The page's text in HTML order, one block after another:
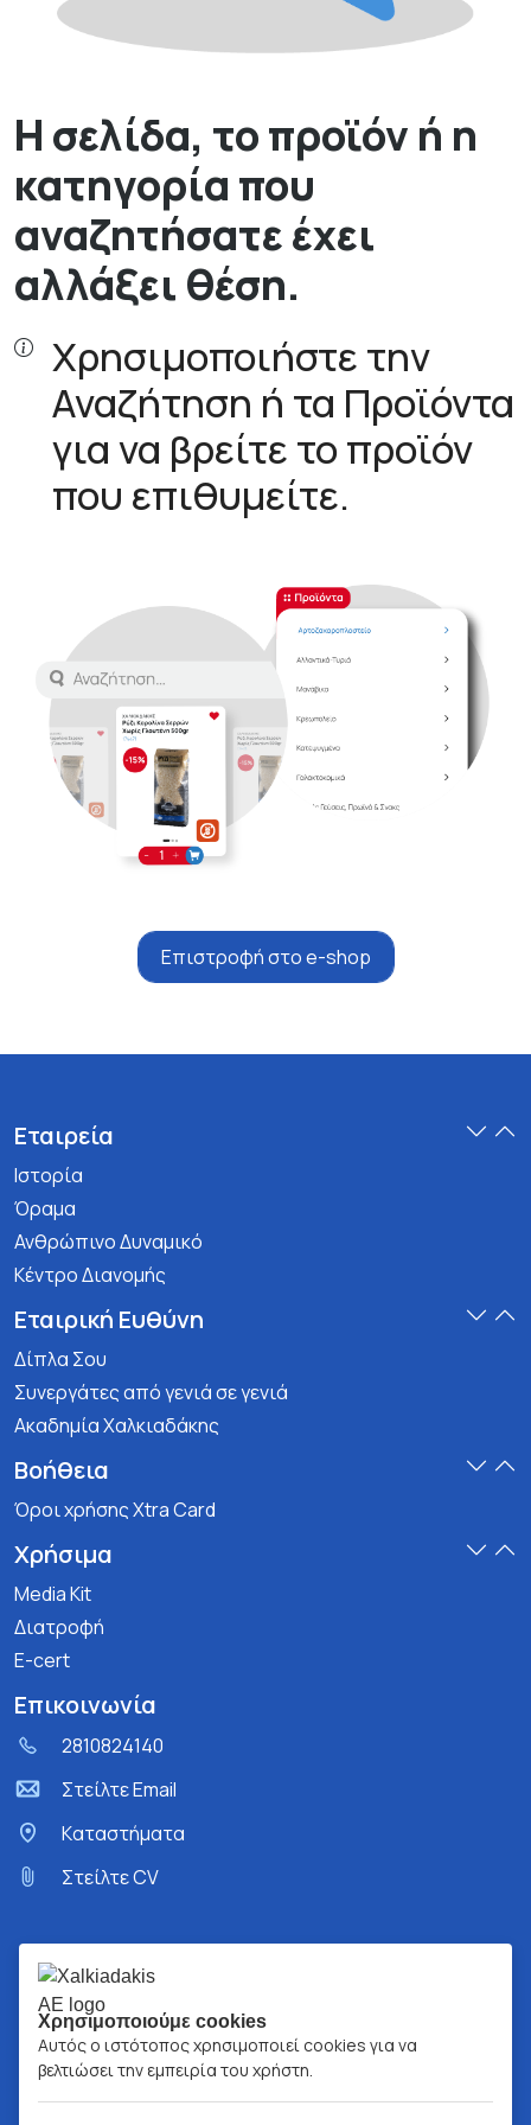
Η σελίδα, το προϊόν ή η
κατηγορία που
αναζητήσατε έχει
αλλάξει θέση.
Χρησιμοποιήστε την
Αναζήτηση ή τα Προϊόντα
για να βρείτε το προϊόν
που επιθυμείτε.
Επιστροφή στο e-shop
Εταιρεία
Ιστορία
Όραμα
Ανθρώπινο Δυναμικό
Κέντρο Διανομής
Εταιρική Ευθύνη
Δίπλα Σου
Συνεργάτες από γενιά σε γενιά
Ακαδημία Χαλκιαδάκης
Βοήθεια
Όροι χρήσης Xtra Card
Χρήσιμα
Media Kit
Διατροφή
E-cert
Επικοινωνία
2810824140
Στείλτε Email
Kαταστήματα
Στείλτε CV
Χρησιμοποιούμε cookies
Αυτός ο ιστότοπος χρησιμοποιεί cookies για να
βελτιώσει την εμπειρία του χρήστη.